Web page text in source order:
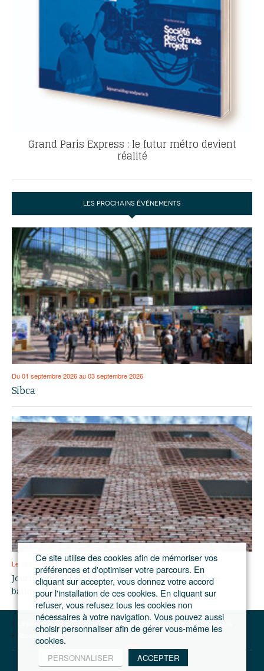
Grand Paris Express : le futur métro devient
réalité
LES PROCHAINS ÉVÉNEMENTS
Du 01 septembre 2026 au 03 septembre 2026
Sibca
Le 16 septembre 2026
Journée francilienne de l’économie circulaire dans le
bâtiment et l’aménagement
Le journal du Grand Paris – L'actualité du développement de l'Ile-de-France
Appels à projet
Ce site utilise des cookies afin de mémoriser vos
préférences et d'optimiser votre parcours. En
cliquant sur accepter, vous donnez votre accord
pour l'installation de ces cookies. En cliquant sur
refuser, vous refusez tous les cookies non
nécessaires à votre navigation. Vous pouvez aussi
choisir personnaliser afin de gérer vous-même les
cookies.
PERSONNALISER ACCEPTER